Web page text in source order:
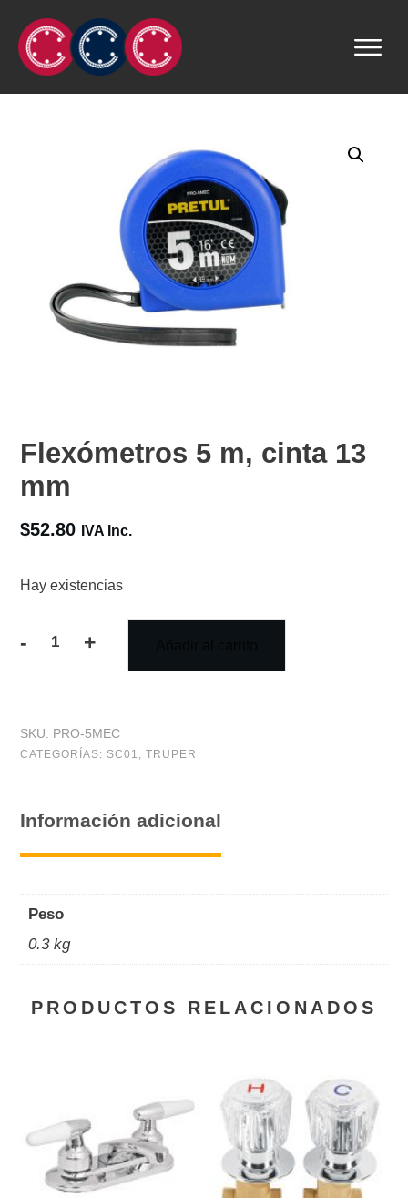
Flexómetros 5 m, cinta 13
mm
$52.80 IVA Inc.
Hay existencias
-
cinta
mm
+
SKU: PRO-5MEC
CATEGORÍAS: SC01 , TRUPER
Información adicional
Peso
0.3 kg
PRODUCTOS RELACIONADOS